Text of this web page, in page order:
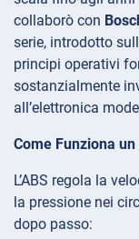
collaborò con
serie, introdotto
principi operativi
sostanzialmente
all’elettronica
Come Funziona
L’ABS regola la
la pressione nei
dopo passo: